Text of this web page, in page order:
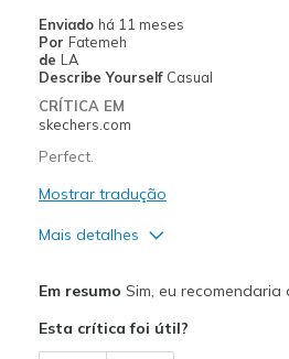
Melhores utilizações
Going Out
Sizing
Feels true to
View On Shoes
I'm Really Into
Enviado há 11 meses
Por Fatemeh
de LA
Describe Yourself Casual
CRÍTICA EM
skechers.com
Perfect.
Mostrar tradução
Mais detalhes
Breathe Well
Em resumo Sim, eu recomendaria
Esta crítica foi útil?